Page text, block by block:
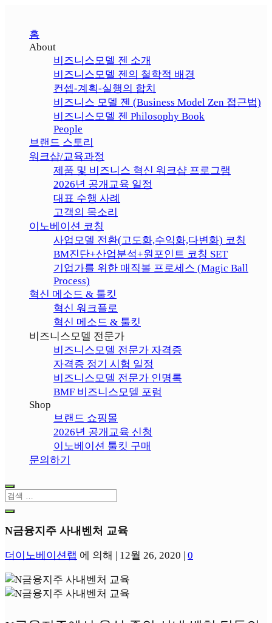
홈
About
비즈니스모델 젠 소개
비즈니스모델 젠의 철학적 배경
컨셉-계획-실행의 합치
비즈니스 모델 젠 (Business Model Zen 접근법)
비즈니스모델 젠 Philosophy Book
People
브랜드 스토리
워크샵/교육과정
제품 및 비즈니스 혁신 워크샵 프로그램
2026년 공개교육 일정
대표 수행 사례
고객의 목소리
이노베이션 코칭
사업모델 전환(고도화,수익화,다변화) 코칭
BM진단+산업분석+원포인트 코칭 SET
기업가를 위한 매직볼 프로세스 (Magic Ball
Process)
혁신 메소드 & 툴킷
혁신 워크플로
혁신 메소드 & 툴킷
비즈니스모델 전문가
비즈니스모델 전문가 자격증
자격증 정기 시험 일정
비즈니스모델 전문가 인명록
BMF 비즈니스모델 포럼
Shop
브랜드 쇼핑몰
2026년 공개교육 신청
이노베이션 툴킷 구매
문의하기
N금융지주 사내벤처 교육
더이노베이션랩 에 의해 | 12월 26, 2020 | 0